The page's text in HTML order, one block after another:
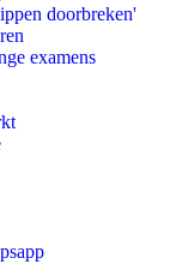
doorbreken'
examens